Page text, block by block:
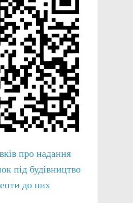
про надання
під будівництво
до них